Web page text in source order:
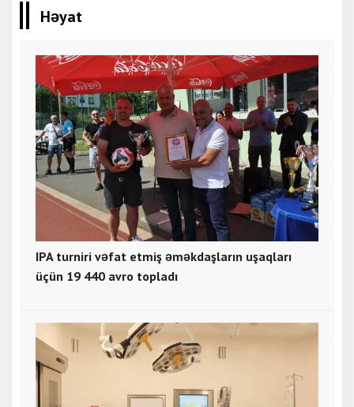
Həyat
IPA turniri vəfat etmiş əməkdaşların uşaqları
üçün 19 440 avro topladı